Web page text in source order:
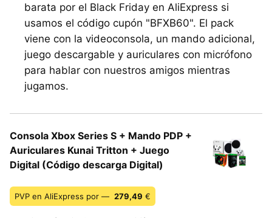
barata por el Black Friday en AliExpress si
usamos el código cupón "BFXB60". El pack
viene con la videoconsola, un mando adicional,
juego descargable y auriculares con micrófono
para hablar con nuestros amigos mientras
jugamos.
Consola Xbox Series S + Mando PDP +
Auriculares Kunai Tritton + Juego
Digital (Código descarga Digital)
PVP en AliExpress por — 279,49 €